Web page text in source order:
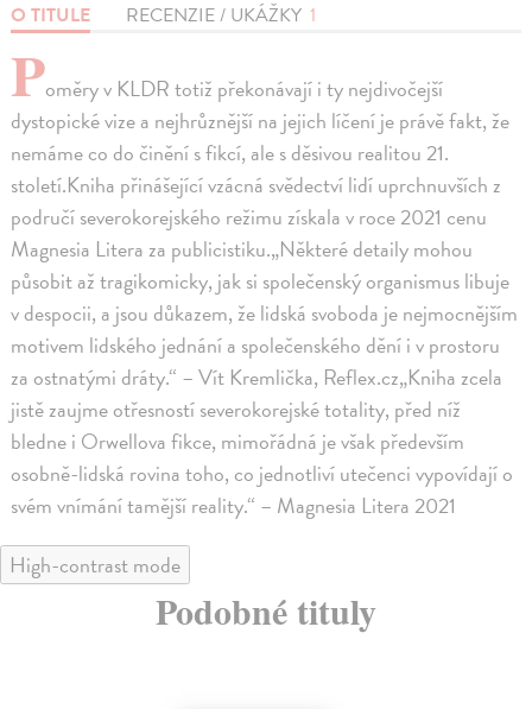
O TITULE RECENZIE / UKÁŽKY 1
Poměry v KLDR totiž překonávají i ty nejdivočejší
dystopické vize a nejhrůznější na jejich líčení je právě fakt, že
nemáme co do činění s fikcí, ale s děsivou realitou 21.
století.Kniha přinášející vzácná svědectví lidí uprchnuvších z
područí severokorejského režimu získala v roce 2021 cenu
Magnesia Litera za publicistiku.„Některé detaily mohou
působit až tragikomicky, jak si společenský organismus libuje
v despocii, a jsou důkazem, že lidská svoboda je nejmocnějším
motivem lidského jednání a společenského dění i v prostoru
za ostnatými dráty.“ – Vít Kremlička, Reflex.cz„Kniha zcela
jistě zaujme otřesností severokorejské totality, před níž
bledne i Orwellova fikce, mimořádná je však především
osobně-lidská rovina toho, co jednotliví utečenci vypovídají o
svém vnímání tamější reality.“ – Magnesia Litera 2021
High-contrast mode
Podobné tituly